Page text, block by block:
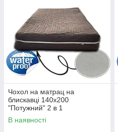
Чохол на матрац на
блискавці 140х200
"Потужний" 2 в 1
В наявності